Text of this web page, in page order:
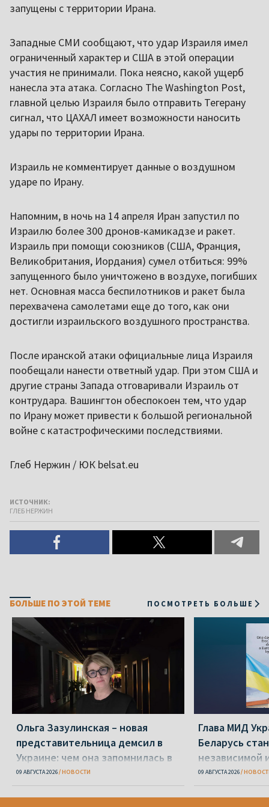
запущены с территории Ирана.
Западные СМИ сообщают, что удар Израиля имел
ограниченный характер и США в этой операции
участия не принимали. Пока неясно, какой ущерб
нанесла эта атака. Согласно The Washington Post,
главной целью Израиля было отправить Тегерану
сигнал, что ЦАХАЛ имеет возможности наносить
удары по территории Ирана.
Израиль не комментирует данные о воздушном
ударе по Ирану.
Напомним, в ночь на 14 апреля Иран запустил по
Израилю более 300 дронов-камикадзе и ракет.
Израиль при помощи союзников (США, Франция,
Великобритания, Иордания) сумел отбиться: 99%
запущенного было уничтожено в воздухе, погибших
нет. Основная масса беспилотников и ракет была
перехвачена самолетами еще до того, как они
достигли израильского воздушного пространства.
После иранской атаки официальные лица Израиля
пообещали нанести ответный удар. При этом США и
другие страны Запада отговаривали Израиль от
контрудара. Вашингтон обеспокоен тем, что удар
по Ирану может привести к большой региональной
войне с катастрофическими последствиями.
Глеб Нержин / ЮК belsat.eu
ИСТОЧНИК:
ГЛЕБ НЕРЖИН
БОЛЬШЕ ПО ЭТОЙ ТЕМЕ ПОСМОТРЕТЬ БОЛЬШЕ
Ольга Зазулинская – новая
представительница демсил в
Украине: чем она запомнилась в
ОПК
09 АВГУСТА 2026 НОВОСТИ
Глава МИД
Беларусь
независимой
09 АВГУСТА 2026